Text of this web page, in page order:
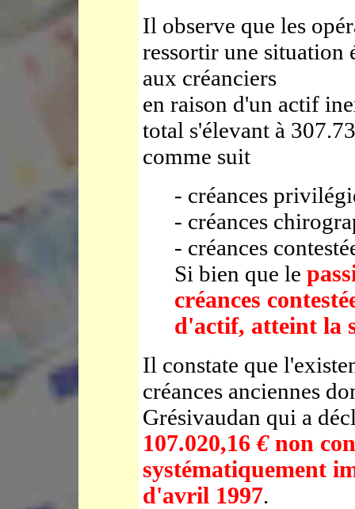
Il observe que les
ressortir une situation
aux créanciers
en raison d'un actif
total s'élevant à
comme suit
- créances
- créances
- créances
Si bien que le
créances
d'actif, atteint la
Il constate que
créances anciennes
Grésivaudan qui a
107.020,16 € non
systématiquement
d'avril 1997.